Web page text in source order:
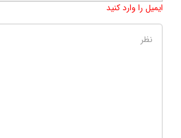
ایمیل را وارد کنید